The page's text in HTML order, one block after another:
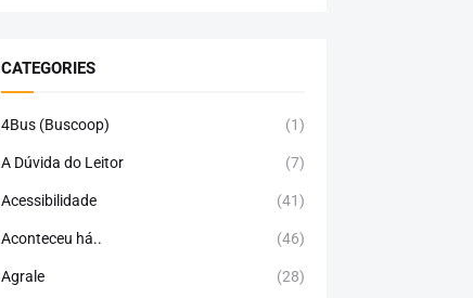
CATEGORIES
4Bus (Buscoop) (1)
A Dúvida do Leitor (7)
Acessibilidade (41)
Aconteceu há.. (46)
Agrale (28)